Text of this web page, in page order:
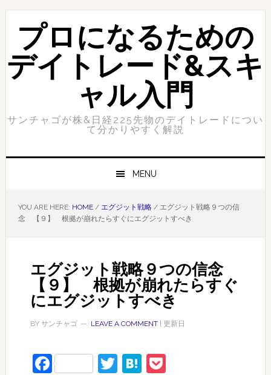
Skip
primary
navigation
Skip
contentプロになるための
デイトレード&スキ
ャル入門
サンチャゴが株&日経225先物のデイトレードについ
て分かりやすく解説
MENU
YOU ARE HERE: HOME / エグジット戦略 /エグジット戦略９つの信
念 【９】 根拠が崩れたらすぐにエグジットすべき
エグジット戦略９つの信念
【９】 根拠が崩れたらすぐ
にエグジットすべき
BY サンチャゴ LEAVE A COMMENT| 更新日
FacebookTwitterHatena
Pocket